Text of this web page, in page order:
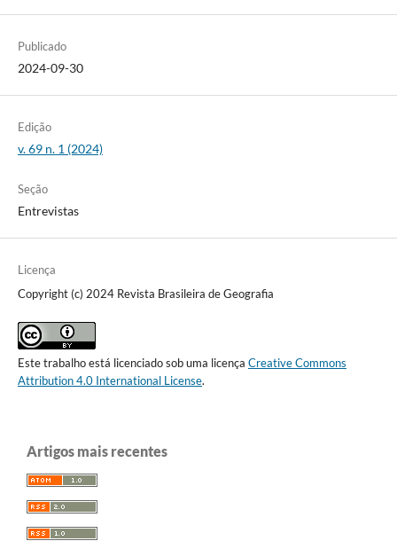
Publicado
2024-09-30
Edição
v. 69 n. 1 (2024)
Seção
Entrevistas
Licença
Copyright (c) 2024 Revista Brasileira de Geografia
Este trabalho está licenciado sob uma licença Creative Commons
Attribution 4.0 International License.
Artigos mais recentes